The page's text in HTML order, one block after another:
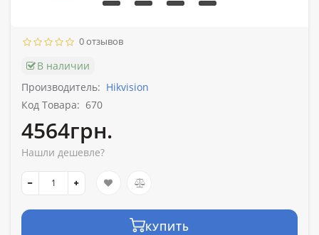
0 отзывов
В наличии
Производитель: Hikvision
Код Товара: 670
4564грн.
Нашли дешевле?
КУПИТЬ